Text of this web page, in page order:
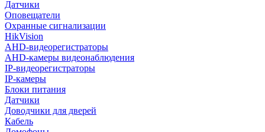
Датчики
Оповещатели
Охранные сигнализации
HikVision
AHD-видеорегистраторы
AHD-камеры видеонаблюдения
IP-видеорегистраторы
IP-камеры
Блоки питания
Датчики
Доводчики для дверей
Кабель